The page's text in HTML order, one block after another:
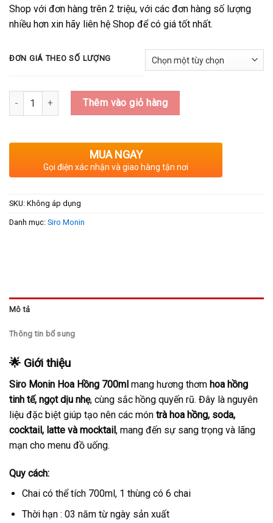
Shop với đơn hàng trên 2 triệu, với các đơn hàng số lượng
nhiều hơn xin hãy liên hệ Shop để có giá tốt nhất.
ĐƠN GIÁ THEO SỐ LƯỢNG
Số lượng Thêm vào giỏ hàng
MUA NGAY
Gọi điện xác nhận và giao hàng tận nơi
SKU: Không áp dụng
Danh mục: Siro Monin
Mô tả
Thông tin bổ sung
🌟 Giới thiệu
Siro Monin Hoa Hồng 700ml mang hương thơm hoa hồng
tinh tế, ngọt dịu nhẹ, cùng sắc hồng quyến rũ. Đây là nguyên
liệu đặc biệt giúp tạo nên các món trà hoa hồng, soda,
cocktail, latte và mocktail, mang đến sự sang trọng và lãng
mạn cho menu đồ uống.
Quy cách:
Chai có thể tích 700ml, 1 thùng có 6 chai
Thời hạn : 03 năm từ ngày sản xuất